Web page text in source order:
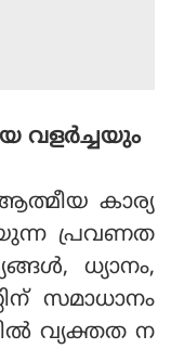
വളര്‍ച്ചയും
കാര്യ
പ്രവണത
ധ്യാനം,
സമാധാനം
വ്യക്തത ന